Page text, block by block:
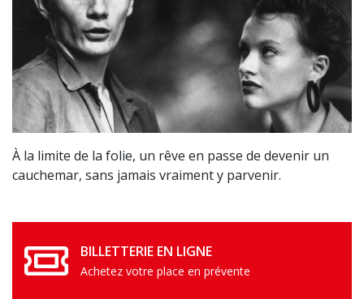
À la limite de la folie, un rêve en passe de devenir un
cauchemar, sans jamais vraiment y parvenir.
BILLETTERIE EN LIGNE
Achetez votre place en prévente